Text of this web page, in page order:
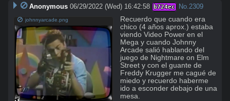
Anonymous 06/29/2022 (Wed) 16:42:58 b724ec No.2309
johnnyarcade.png
Recuerdo que cuando era
chico (4 años aprox.) estaba
viendo Video Power en el
Mega y cuando Johnny
Arcade salió hablando del
juego de Nightmare on Elm
Street y con el guante de
Freddy Krugger me cagué de
miedo y recuerdo haberme
ido a esconder debajo de una
mesa.